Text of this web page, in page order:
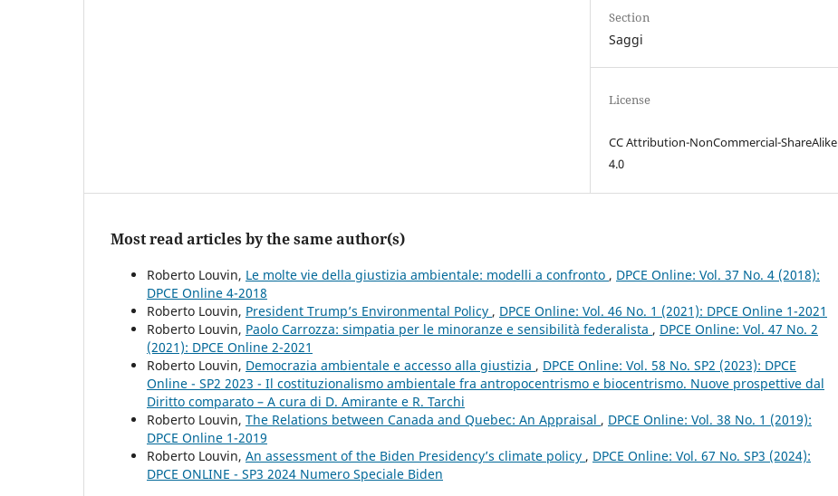
Section
Saggi
License
CC Attribution-NonCommercial-ShareAlike
4.0
Most read articles by the same author(s)
Roberto Louvin, Le molte vie della giustizia ambientale: modelli a confronto , DPCE Online: Vol. 37 No. 4 (2018):
DPCE Online 4-2018
Roberto Louvin, President Trump’s Environmental Policy , DPCE Online: Vol. 46 No. 1 (2021): DPCE Online 1-2021
Roberto Louvin, Paolo Carrozza: simpatia per le minoranze e sensibilità federalista , DPCE Online: Vol. 47 No. 2
(2021): DPCE Online 2-2021
Roberto Louvin, Democrazia ambientale e accesso alla giustizia , DPCE Online: Vol. 58 No. SP2 (2023): DPCE
Online - SP2 2023 - Il costituzionalismo ambientale fra antropocentrismo e biocentrismo. Nuove prospettive dal
Diritto comparato – A cura di D. Amirante e R. Tarchi
Roberto Louvin, The Relations between Canada and Quebec: An Appraisal , DPCE Online: Vol. 38 No. 1 (2019):
DPCE Online 1-2019
Roberto Louvin, An assessment of the Biden Presidency’s climate policy , DPCE Online: Vol. 67 No. SP3 (2024):
DPCE ONLINE - SP3 2024 Numero Speciale Biden